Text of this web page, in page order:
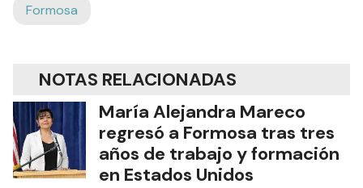
Formosa
NOTAS RELACIONADAS
María Alejandra Mareco
regresó a Formosa tras tres
años de trabajo y formación
en Estados Unidos